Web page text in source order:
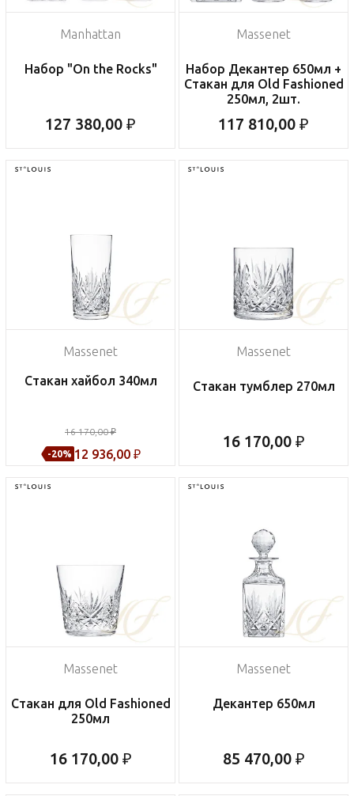
Manhattan
Набор "On the Rocks"
127 380,00 ₽
Massenet
Набор Декантер 650мл +
Стакан для Old Fashioned
250мл, 2шт.
117 810,00 ₽
Massenet
Стакан хайбол 340мл
16 170,00 ₽
-20% 12 936,00 ₽
Massenet
Стакан тумблер 270мл
16 170,00 ₽
Massenet
Стакан для Old Fashioned
250мл
16 170,00 ₽
Massenet
Декантер 650мл
85 470,00 ₽